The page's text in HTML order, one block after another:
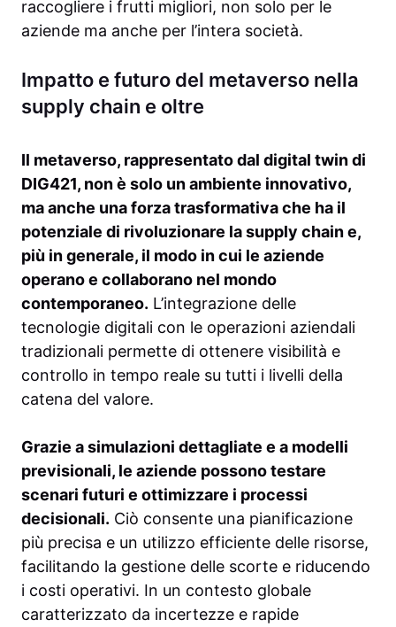
raccogliere i frutti migliori, non solo per le
aziende ma anche per l’intera società.
Impatto e futuro del metaverso nella
supply chain e oltre
Il metaverso, rappresentato dal digital twin di
DIG421, non è solo un ambiente innovativo,
ma anche una forza trasformativa che ha il
potenziale di rivoluzionare la supply chain e,
più in generale, il modo in cui le aziende
operano e collaborano nel mondo
contemporaneo. L’integrazione delle
tecnologie digitali con le operazioni aziendali
tradizionali permette di ottenere visibilità e
controllo in tempo reale su tutti i livelli della
catena del valore.
Grazie a simulazioni dettagliate e a modelli
previsionali, le aziende possono testare
scenari futuri e ottimizzare i processi
decisionali. Ciò consente una pianificazione
più precisa e un utilizzo efficiente delle risorse,
facilitando la gestione delle scorte e riducendo
i costi operativi. In un contesto globale
caratterizzato da incertezze e rapide